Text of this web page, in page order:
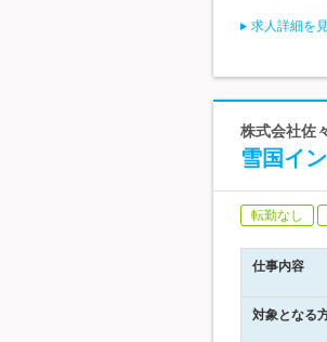
求人詳細を
株式会社佐
雪国イ
転勤なし
仕事内容
対象となる